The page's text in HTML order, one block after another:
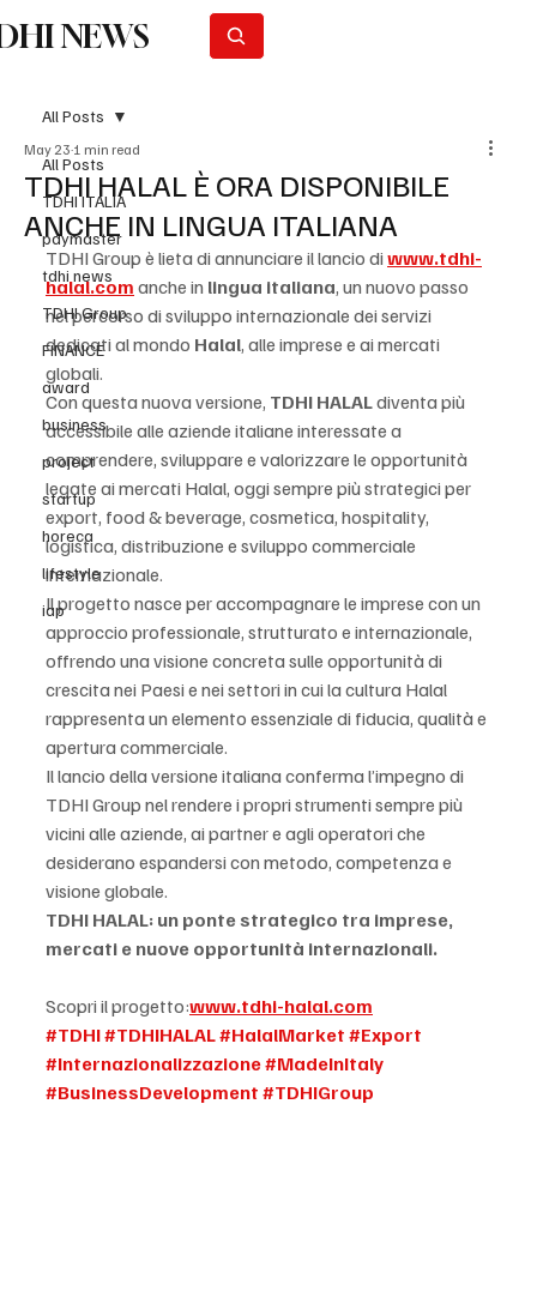
NEWS
All Posts
TDHI ITALIA
paymaster
tdhi news
TDHI Group
FINANCE
award
business
project
startup
horeca
lifestyle
iap
All Posts
TDHI HALAL È ORA DISPONIBILE
ANCHE IN LINGUA ITALIANA
May 23 1 min read
TDHI Group è lieta di annunciare il lancio di www.tdhi-
halal.com anche in lingua italiana, un nuovo passo
nel percorso di sviluppo internazionale dei servizi
dedicati al mondo Halal, alle imprese e ai mercati
globali.
Con questa nuova versione, TDHI HALAL diventa più
accessibile alle aziende italiane interessate a
comprendere, sviluppare e valorizzare le opportunità
legate ai mercati Halal, oggi sempre più strategici per
export, food & beverage, cosmetica, hospitality,
logistica, distribuzione e sviluppo commerciale
internazionale.
Il progetto nasce per accompagnare le imprese con un
approccio professionale, strutturato e internazionale,
offrendo una visione concreta sulle opportunità di
crescita nei Paesi e nei settori in cui la cultura Halal
rappresenta un elemento essenziale di fiducia, qualità e
apertura commerciale.
Il lancio della versione italiana conferma l’impegno di
TDHI Group nel rendere i propri strumenti sempre più
vicini alle aziende, ai partner e agli operatori che
desiderano espandersi con metodo, competenza e
visione globale.
TDHI HALAL: un ponte strategico tra imprese,
mercati e nuove opportunità internazionali.
Scopri il progetto:www.tdhi-halal.com
#TDHI#TDHIHALAL#HalalMarket #Export
#Internazionalizzazione#MadeInItaly
#BusinessDevelopment #TDHIGroup